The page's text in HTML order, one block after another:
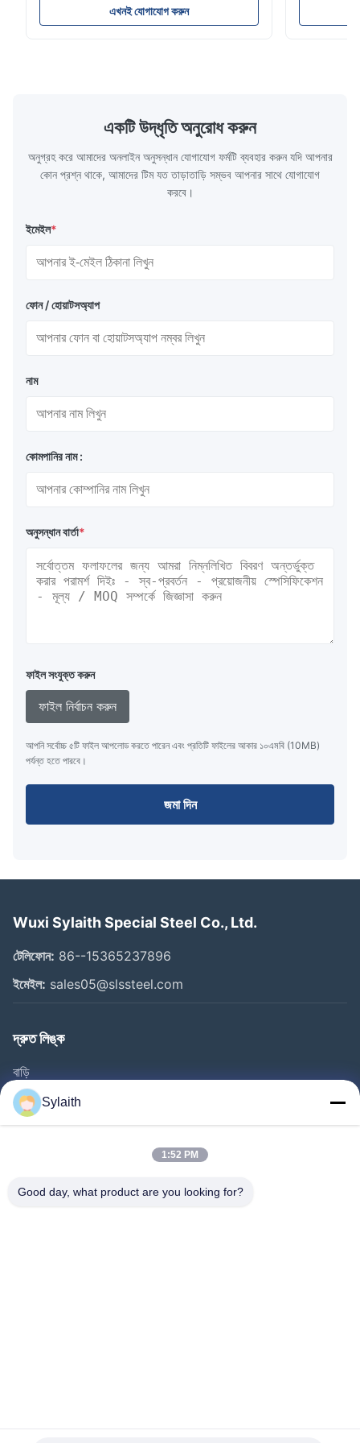
A240 পণ্যের স্পেসিফিকেশন পণ্যের নাম স্টেইনলেস স্টিল
কয়েল / স্ট্রিপ স্পেসিফিকেশন বেধ: হট রোল্ড (3.0-300মিমি),
এখনই যোগাযোগ করুন
স্টিলের একটি
একটি উদ্ধৃতি অনুরোধ করুন
অনুগ্রহ করে আমাদের অনলাইন অনুসন্ধান যোগাযোগ ফর্মটি ব্যবহার করুন যদি আপনার
কোন প্রশ্ন থাকে, আমাদের টিম যত তাড়াতাড়ি সম্ভব আপনার সাথে যোগাযোগ
করবে।
ইমেইল*
ফোন / হোয়াটসঅ্যাপ
নাম
কোমপানির নাম :
অনুসন্ধান বার্তা*
ফাইল সংযুক্ত করুন
ফাইল নির্বাচন করুন
আপনি সর্বোচ্চ ৫টি ফাইল আপলোড করতে পারেন এবং প্রতিটি ফাইলের আকার ১০এমবি (10MB)
পর্যন্ত হতে পারবে।
জমা দিন
Wuxi Sylaith Special Steel Co., Ltd.
টেলিফোন: 86--15365237896
ইমেইল: sales05@slssteel.com
দ্রুত লিঙ্ক
বাড়ি
পণ্য
ভিডিও
কারখানা ভ্রমণ
Sylaith
1:52 PM
Good day, what product are you looking for?